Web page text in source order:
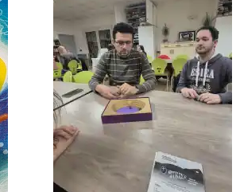
NOUS CONTACTER !